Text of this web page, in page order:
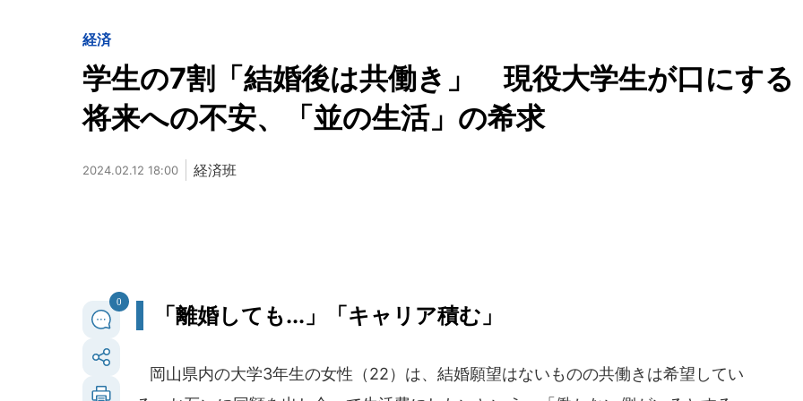
経済
学生の7割「結婚後は共働き」 現役大学生が口にする
将来への不安、「並の生活」の希求
2024.02.12 18:00 経済班
0
「離婚しても...」「キャリア積む」
岡山県内の大学3年生の女性（22）は、結婚願望はないものの共働きは希望してい